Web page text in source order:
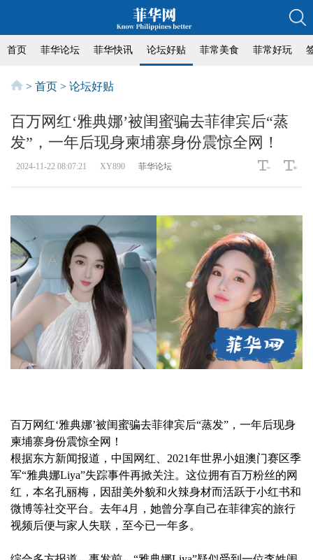
首页 菲华论坛 菲华快讯 论坛好贴 菲常美食 菲常好玩
> 首页 > 论坛好贴
百万网红‘雅典娜’被闺蜜骗去菲律宾后“蒸
发”，一年后现身柬埔寨身份震惊全网！
2024-11-22 08:07:21 XY890 菲华论坛
百万网红‘雅典娜’被闺蜜骗去菲律宾后“蒸发”，一年后现身
柬埔寨身份震惊全网！
根据东方新闻报道，中国网红、2021年世界小姐澳门赛区季
军“雅典娜Liya”失踪事件再掀关注。这位拥有百万粉丝的网
红，本名孔丽梅，因甜美外貌和火辣身材而活跃于小红书和
微博等社交平台。去年4月，她曾分享自己在菲律宾的旅行
视频后便与家人失联，至今已一年多。